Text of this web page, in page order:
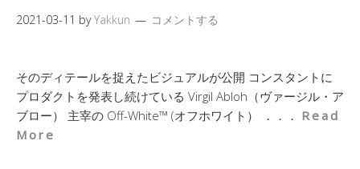
2021-03-11 byYakkun コメントする
そのディテールを捉えたビジュアルが公開 コンスタントに
プロダクトを発表し続けている Virgil Abloh（ヴァージル・ア
ブロー） 主宰の Off-White™ (オフホワイト） ．．． Read
More